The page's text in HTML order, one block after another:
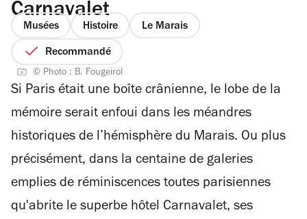
Carnavalet
Musées Histoire Le Marais
Recommandé
© Photo : B. Fougeirol
Si Paris était une boîte crânienne, le lobe de la
mémoire serait enfoui dans les méandres
historiques de l’hémisphère du Marais. Ou plus
précisément, dans la centaine de galeries
emplies de réminiscences toutes parisiennes
qu'abrite le superbe hôtel Carnavalet, ses